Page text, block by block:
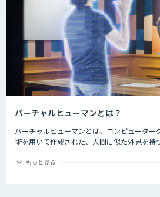
バーチャルヒューマンとは？
バーチャルヒューマンとは、コンピューター
術を用いて作成された、人間に似た外見を持
表情や動作を自然に再現することができます
もっと見る